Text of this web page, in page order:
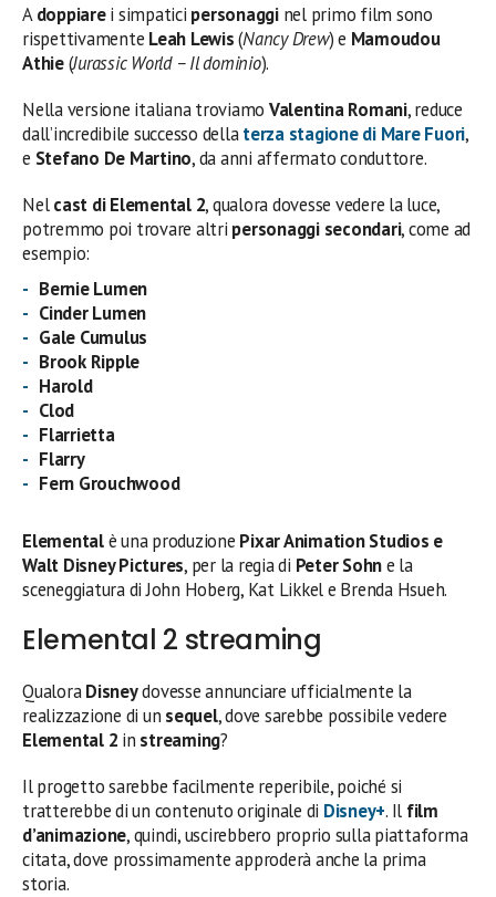
Adoppiarei simpatici personagginel primo film sono
rispettivamente Leah Lewis(Nancy Drew) e Mamoudou
Athie(Jurassic World – Il dominio).
Nella versione italiana troviamo Valentina Romani, reduce
dall’incredibile successo dellaterza stagione di Mare Fuori,
e Stefano De Martino, da anni affermato conduttore.
Nelcast di Elemental 2, qualora dovesse vedere la luce,
potremmo poi trovare altri personaggi secondari, come ad
esempio:
Bernie Lumen
Cinder Lumen
Gale Cumulus
Brook Ripple
Harold
Clod
Flarrietta
Flarry
Fern Grouchwood
Elementalè una produzione Pixar Animation Studios e
Walt Disney Pictures, per la regia di Peter Sohne la
sceneggiatura di John Hoberg, Kat Likkel e Brenda Hsueh.
Elemental 2 streaming
QualoraDisneydovesse annunciare ufficialmente la
realizzazione di un sequel, dove sarebbe possibile vedere
Elemental 2 in streaming?
Il progetto sarebbe facilmente reperibile, poiché si
tratterebbe di un contenuto originale di Disney+. Il film
d’animazione, quindi, uscirebbero proprio sulla piattaforma
citata, dove prossimamente approderà anche la prima
storia.